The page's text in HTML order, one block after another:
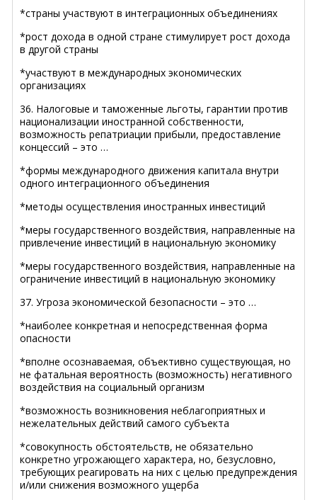
*страны участвуют в интеграционных объединениях
*рост дохода в одной стране стимулирует рост дохода
в другой страны
*участвуют в международных экономических
организациях
36. Налоговые и таможенные льготы, гарантии против
национализации иностранной собственности,
возможность репатриации прибыли, предоставление
концессий – это …
*формы международного движения капитала внутри
одного интеграционного объединения
*методы осуществления иностранных инвестиций
*меры государственного воздействия, направленные на
привлечение инвестиций в национальную экономику
*меры государственного воздействия, направленные на
ограничение инвестиций в национальную экономику
37. Угроза экономической безопасности – это …
*наиболее конкретная и непосредственная форма
опасности
*вполне осознаваемая, объективно существующая, но
не фатальная вероятность (возможность) негативного
воздействия на социальный организм
*возможность возникновения неблагоприятных и
нежелательных действий самого субъекта
*совокупность обстоятельств, не обязательно
конкретно угрожающего характера, но, безусловно,
требующих реагировать на них с целью предупреждения
и/или снижения возможного ущерба